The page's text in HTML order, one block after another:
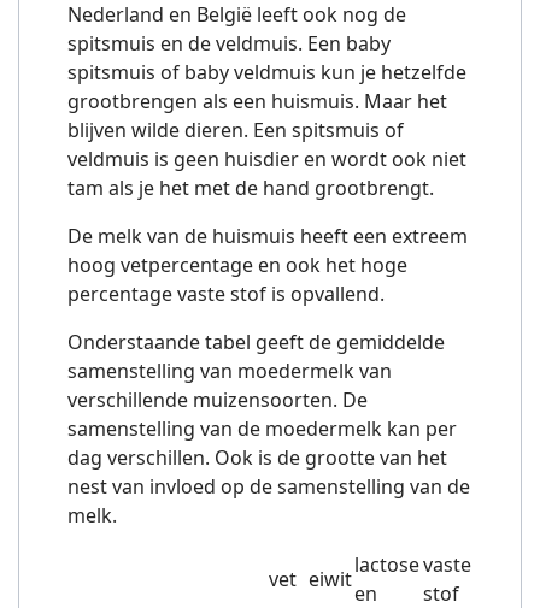
Nederland en België leeft ook nog de
spitsmuis en de veldmuis. Een baby
spitsmuis of baby veldmuis kun je hetzelfde
grootbrengen als een huismuis. Maar het
blijven wilde dieren. Een spitsmuis of
veldmuis is geen huisdier en wordt ook niet
tam als je het met de hand grootbrengt.
De melk van de huismuis heeft een extreem
hoog vetpercentage en ook het hoge
percentage vaste stof is opvallend.
Onderstaande tabel geeft de gemiddelde
samenstelling van moedermelk van
verschillende muizensoorten. De
samenstelling van de moedermelk kan per
dag verschillen. Ook is de grootte van het
nest van invloed op de samenstelling van de
melk.
vet eiwit
lactose
en
vaste
stof